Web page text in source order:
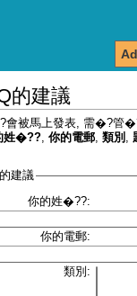
的建議
會被馬上發表, 需�?管
姓�?? 你的電郵 類別
建議
你的姓�??:
你的電郵:
類別: